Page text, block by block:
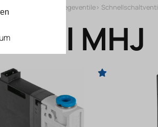
Wegeventile>
MHJ